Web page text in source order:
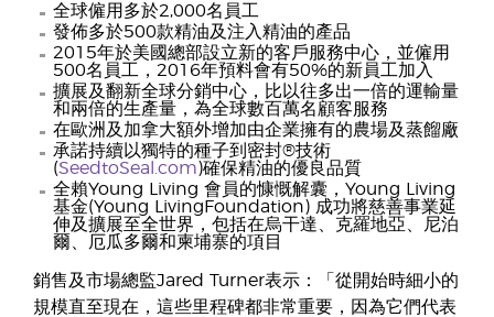
全球僱用多於2,000名員工
發佈多於500款精油及注入精油的產品
2015年於美國總部設立新的客戶服務中心，並僱用
500名員工，2016年預料會有50%的新員工加入
擴展及翻新全球分銷中心，比以往多出一倍的運輸量
和兩倍的生產量，為全球數百萬名顧客服務
在歐洲及加拿大額外增加由企業擁有的農場及蒸餾廠
承諾持續以獨特的種子到密封®技術
(SeedtoSeal.com)確保精油的優良品質
全賴Young Living 會員的慷慨解囊，Young Living
基金(Young LivingFoundation) 成功將慈善事業延
伸及擴展至全世界，包括在烏干達、克羅地亞、尼泊
爾、厄瓜多爾和柬埔寨的項目
銷售及市場總監Jared Turner表示：「從開始時細小的
規模直至現在，這些里程碑都非常重要，因為它們代表